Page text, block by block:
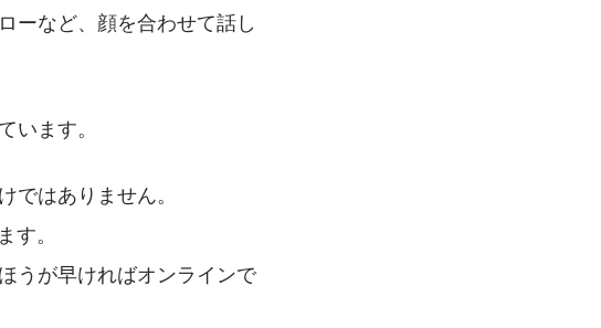
ーなど、顔を合わせて話し
ます。
はありません。
。
うが早ければオンラインで